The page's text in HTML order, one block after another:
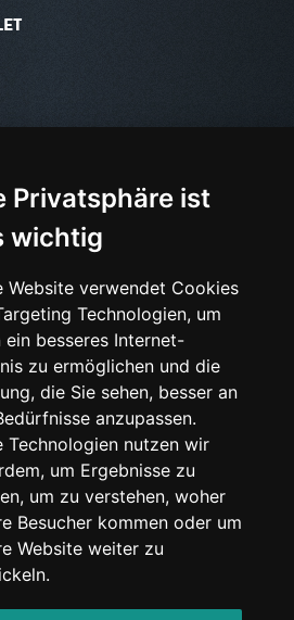
Privatsphäre ist
wichtig
Website verwendet Cookies
Technologien, um
ein besseres Internet-
zu ermöglichen und die
die Sie sehen, besser an
anzupassen.
Technologien nutzen wir
um Ergebnisse zu
um zu verstehen, woher
Besucher kommen oder um
Website weiter zu
TV